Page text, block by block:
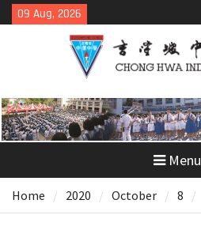
Skip
to
09 Aug, 2026
Menu
Home 2020 October 8